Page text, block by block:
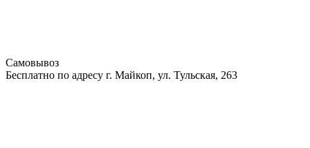
Самовывоз
Бесплатно по адресу г. Майкоп, ул. Тульская, 263